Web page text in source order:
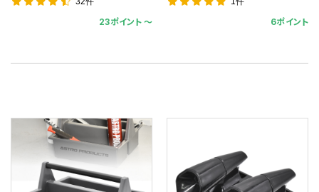
23ポイント 〜 6ポイント